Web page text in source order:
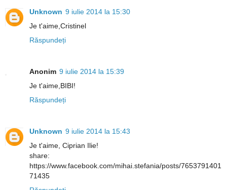
Unknown 9 iulie 2014 la 15:30
Je t'aime,Cristinel
Răspundeți
Anonim 9 iulie 2014 la 15:39
Je t'aime,BIBI!
Răspundeți
Unknown 9 iulie 2014 la 15:43
Je t'aime, Ciprian Ilie!
share:
https://www.facebook.com/mihai.stefania/posts/7653791401
71435